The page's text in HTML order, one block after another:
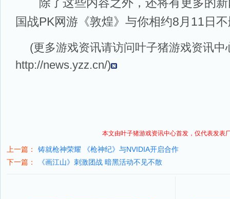
国战PK网游《敦煌》与你相约8月11日
(更多游戏资讯请访问叶子猪游戏资讯中
http://news.yzz.cn/)
本文由叶子猪游戏资讯中心首发，仅代表发表
上一篇：
铸就枪神荣耀 《枪神纪》与NVIDIA开启合作
下一篇：
《画江山》刺激团战 暗黑活动不见不散